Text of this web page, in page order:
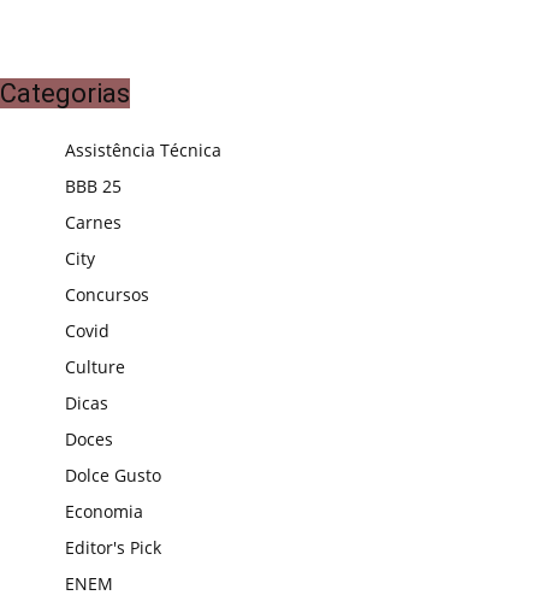
Categorias
Assistência Técnica
BBB 25
Carnes
City
Concursos
Covid
Culture
Dicas
Doces
Dolce Gusto
Economia
Editor's Pick
ENEM